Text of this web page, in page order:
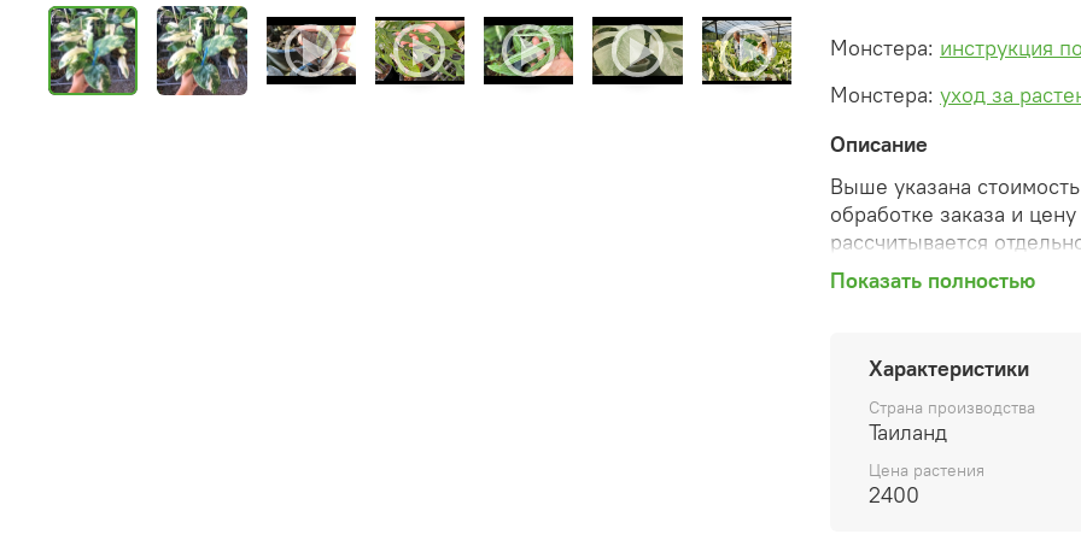
Монстера: инструкция
Монстера: уход за
Описание
Выше указана
обработке заказа и
рассчитывается
После оформления
способ доставки,
согласованные счета
предварительный заказ
Внимание: фото в
вы получите. Растения
Показать полностью
Характеристики
Страна производства
Таиланд
Цена растения
2400